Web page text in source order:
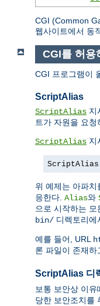
CGI (Common
웹사이트에서 동
CGI를 허용
CGI 프로그램이
ScriptAlias
ScriptAlias 지
트가 자원을 요
ScriptAlias 지
위 예제는 아파
응한다. Alias와
으로 시작하는
bin/ 디렉토리에
예를 들어, URL
론 파일이 존재
ScriptAlias 디
보통 보안상 이유
당한 보안조치를